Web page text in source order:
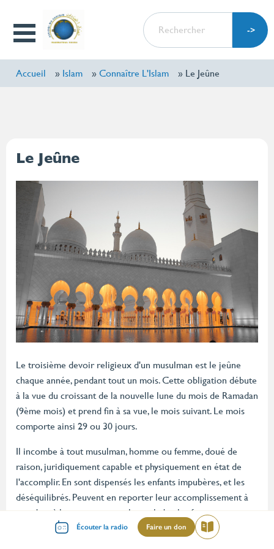
contenu
Open
Menu
RECHERCHER
Accueil Islam Connaître L'Islam Le Jeûne
Le Jeûne
Le troisième devoir religieux d'un musulman est le jeûne
chaque année, pendant tout un mois. Cette obligation débute
à la vue du croissant de la nouvelle lune du mois de Ramadan
(9ème mois) et prend fin à sa vue, le mois suivant. Le mois
comporte ainsi 29 ou 30 jours.
Il incombe à tout musulman, homme ou femme, doué de
raison, juridiquement capable et physiquement en état de
l'accomplir. En sont dispensés les enfants impubères, et les
déséquilibrés. Peuvent en reporter leur accomplissement à
une date à leur convenance, les malades, les femmes en
couches ou ayant leurs menstrues, celles qui sont enceintes
Écouter la radio Faire un don Lire